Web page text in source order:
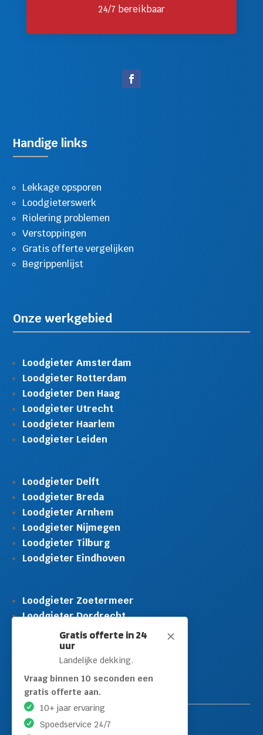
24/7 bereikbaar
M
Gratis offerte in 24
uur
Landelijke dekking.
Vraag binnen 10 seconden een
gratis offerte aan.
10+ jaar ervaring
Spoedservice 24/7
Handige links
Lekkage opsporen
Loodgieterswerk
Riolering problemen
Verstoppingen
Gratis offerte vergelijken
Begrippenlijst
Onze werkgebied
Loodgieter Amsterdam
Loodgieter Rotterdam
Loodgieter Den Haag
Loodgieter Utrecht
Loodgieter Haarlem
Loodgieter Leiden
Loodgieter Delft
Loodgieter Breda
Loodgieter Arnhem
Loodgieter Nijmegen
Loodgieter Tilburg
Loodgieter Eindhoven
Loodgieter Zoetermeer
Loodgieter Dordrecht
Loodgieter Rijswijk
Loodgieter Schiedam
Loodgieter Leidschendam
Loodgieter Hilversum